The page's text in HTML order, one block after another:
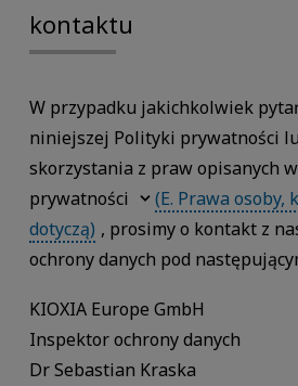
kontaktu
W przypadku jakichkolwiek
niniejszej Polityki prywatności
skorzystania z praw opisanych
prywatności
(E. Prawa osoby,
dotyczą) , prosimy o kontakt z
ochrony danych pod
KIOXIA Europe GmbH
Inspektor ochrony danych
Dr Sebastian Kraska